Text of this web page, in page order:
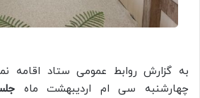
به گزارش روابط عمومی ستاد اقامه
چهارشنبه سی ام اردیبهشت ماه